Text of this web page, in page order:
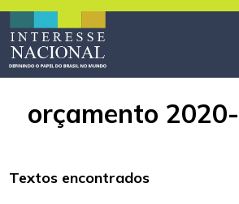
orçamento
Textos encontrados